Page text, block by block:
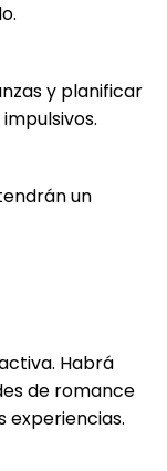
y planificar
un
Habrá
de romance
experiencias.